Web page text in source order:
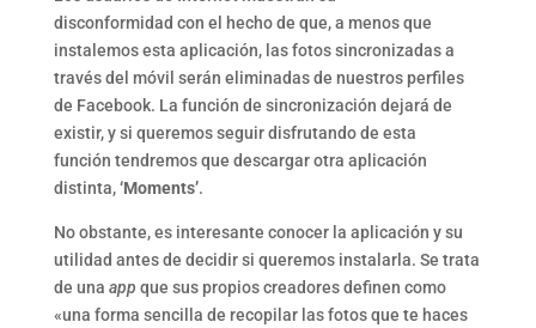
disconformidad con el hecho de que, a menos que
instalemos esta aplicación, las fotos sincronizadas a
través del móvil serán eliminadas de nuestros perfiles
de Facebook. La función de sincronización dejará de
existir, y si queremos seguir disfrutando de esta
función tendremos que descargar otra aplicación
distinta,‘Moments’.
No obstante, es interesante conocer la aplicación y su
utilidad antes de decidir si queremos instalarla. Se trata
de una app que sus propios creadores definen como
«una forma sencilla de recopilar las fotos que te haces